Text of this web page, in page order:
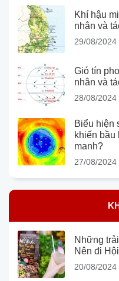
Khí hậu
nhân và
29/08/2024
Gió tín
nhân và
28/08/2024
Biểu hiện
khiến bầu
manh?
27/08/2024
Những
Nên đi
20/08/2024